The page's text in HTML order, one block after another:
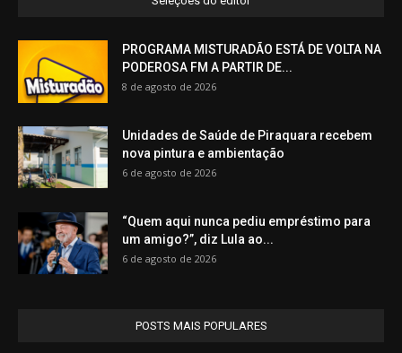
PROGRAMA MISTURADÃO ESTÁ DE VOLTA NA
PODEROSA FM A PARTIR DE...
8 de agosto de 2026
Unidades de Saúde de Piraquara recebem
nova pintura e ambientação
6 de agosto de 2026
“Quem aqui nunca pediu empréstimo para
um amigo?”, diz Lula ao...
6 de agosto de 2026
POSTS MAIS POPULARES